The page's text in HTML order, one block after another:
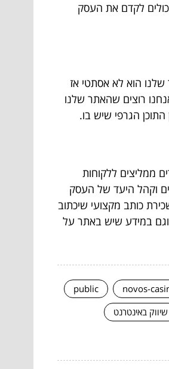
לקדם את העסק
שלנו הוא לא אסתטי אז
רוצים שהאתר שלנו
התוכן הגרפי שיש בו.
ממליצים ללקוחות
וקהל היעד של העסק
כותב מקצועי שיכתוב
במידע שיש באתר על
novos-
public
שיווק באינטרנט